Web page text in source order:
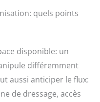
quels points
disponible: un
différemment
aussi anticiper le flux:
de dressage, accès